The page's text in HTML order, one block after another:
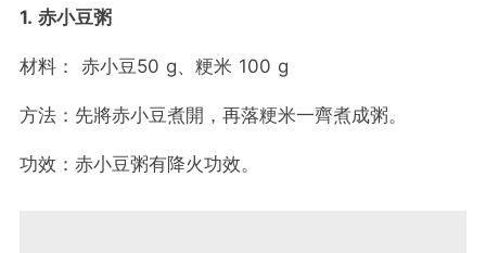
1. 赤小豆粥
材料： 赤小豆50 g、粳米 100 g
方法：先將赤小豆煮開，再落粳米一齊煮成粥。
功效：赤小豆粥有降火功效。